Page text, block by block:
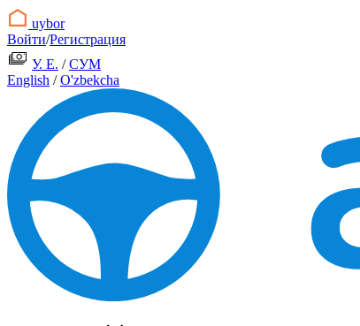
uybor
Войти/Регистрация
У. Е. /СУМ
English /O'zbekcha